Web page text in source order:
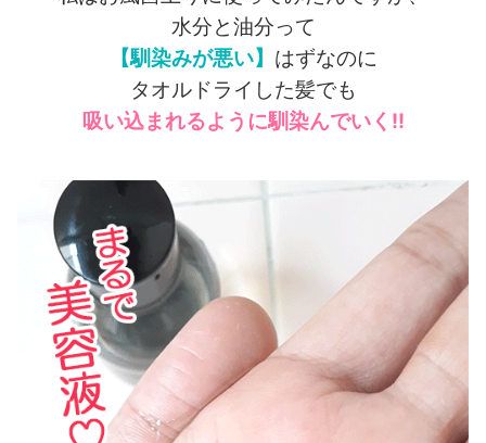
水分と油分って
【馴染みが悪い】 はずなのに
タオルドライした髪でも
吸い込まれるように馴染んでいく!!